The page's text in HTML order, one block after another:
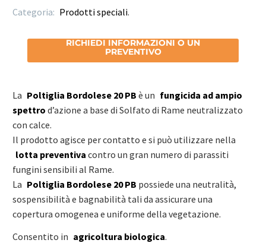
Categoria: Prodotti speciali.
RICHIEDI INFORMAZIONI O UN
PREVENTIVO
La Poltiglia Bordolese 20 PB è un fungicida ad ampio
spettro d’azione a base di Solfato di Rame neutralizzato
con calce.
Il prodotto agisce per contatto e si può utilizzare nella
lotta preventiva contro un gran numero di parassiti
fungini sensibili al Rame.
La Poltiglia Bordolese 20 PB possiede una neutralità,
sospensibilità e bagnabilità tali da assicurare una
copertura omogenea e uniforme della vegetazione.
Consentito in agricoltura biologica.